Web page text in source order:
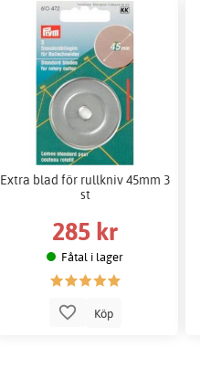
Extra blad för rullkniv 45mm 3
st
285 kr
Fåtal i lager
Köp